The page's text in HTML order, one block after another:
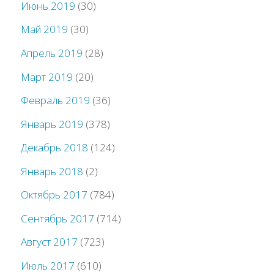
Июнь 2019 (30)
Май 2019 (30)
Апрель 2019 (28)
Март 2019 (20)
Февраль 2019 (36)
Январь 2019 (378)
Декабрь 2018 (124)
Январь 2018 (2)
Октябрь 2017 (784)
Сентябрь 2017 (714)
Август 2017 (723)
Июль 2017 (610)